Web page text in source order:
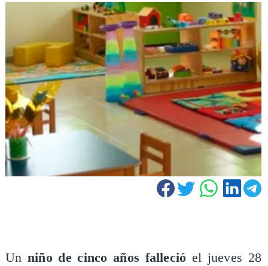
Un niño de cinco años falleció el jueves 28